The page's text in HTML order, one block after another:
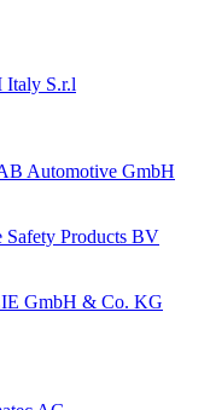
Italy S.r.l
Automotive GmbH
Safety Products BV
GmbH & Co. KG